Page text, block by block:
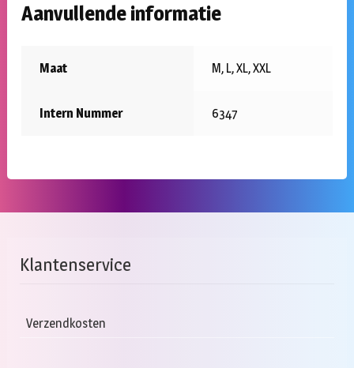
Aanvullende informatie
Maat M, L, XL, XXL
Intern Nummer 6347
Klantenservice
Verzendkosten